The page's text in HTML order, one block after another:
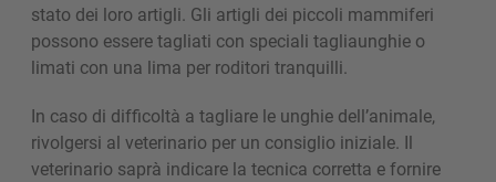
stato dei loro artigli. Gli artigli dei piccoli mammiferi
possono essere tagliati con speciali tagliaunghie o
limati con una lima per roditori tranquilli.
In caso di difficoltà a tagliare le unghie dell’animale,
rivolgersi al veterinario per un consiglio iniziale. Il
veterinario saprà indicare la tecnica corretta e fornire